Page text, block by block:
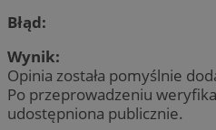
Błąd:
Wynik:
Opinia została pomyślnie
Po przeprowadzeniu
udostępniona publicznie.